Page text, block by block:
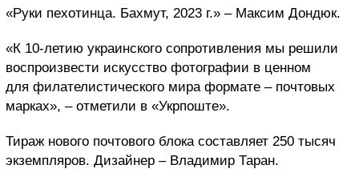
«Руки пехотинца. Бахмут, 2023 г.» – Максим Дондюк.
«К 10-летию украинского сопротивления мы решили
воспроизвести искусство фотографии в ценном
для филателистического мира формате – почтовых
марках», – отметили в «Укрпоште».
Тираж нового почтового блока составляет 250 тысяч
экземпляров. Дизайнер – Владимир Таран.